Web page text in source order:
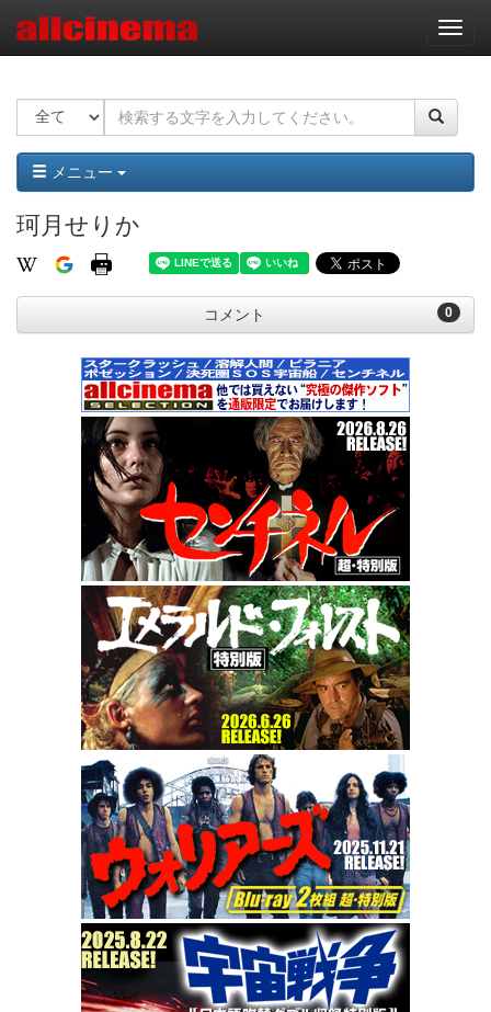
ナ
ビ
ー
ョ
ン
メニュー
珂月せりか
0
コメント